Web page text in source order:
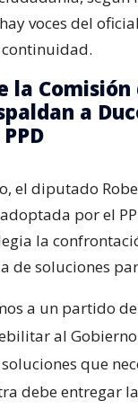
voces del
la Comisión
a
el diputado
por el
la
de soluciones
a un partido
al
que
debe entregar